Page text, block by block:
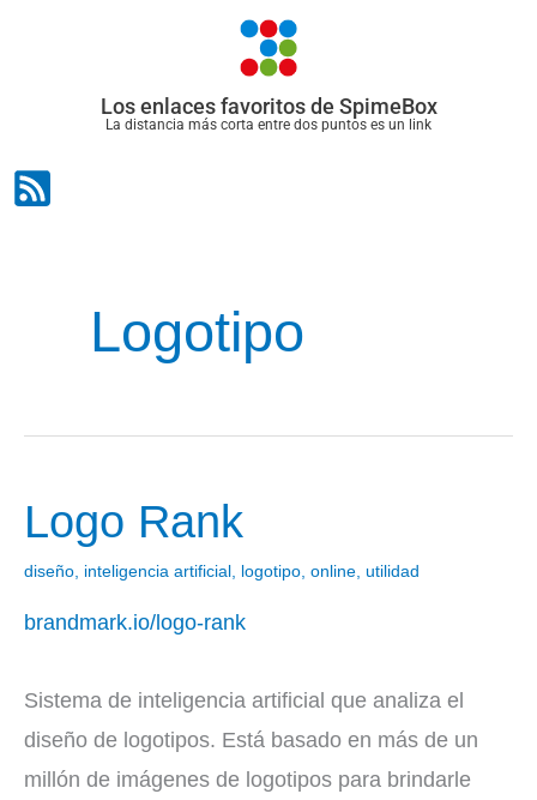
Los enlaces favoritos de SpimeBox
La distancia más corta entre dos puntos es un link
Logotipo
Logo Rank
diseño inteligencia artificial logotipo online utilidad
brandmark.io/logo-rank
Sistema de inteligencia artificial que analiza el
diseño de logotipos. Está basado en más de un
millón de imágenes de logotipos para brindarle
Logo